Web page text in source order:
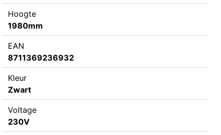
Hoogte
1980mm
EAN
8711369236932
Kleur
Zwart
Voltage
230V